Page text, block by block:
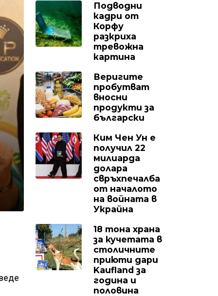
Подводни
кадри от
Корфу
разкриха
тревожна
картина
Веригите
пробутват
вносни
продукти за
български
Ким Чен Ун е
получил 22
милиарда
долара
свръхпечалба
от началото
на войната в
Украйна
18 тона храна
за кучетата в
столичните
приюти дари
Kaufland за
година и
половина